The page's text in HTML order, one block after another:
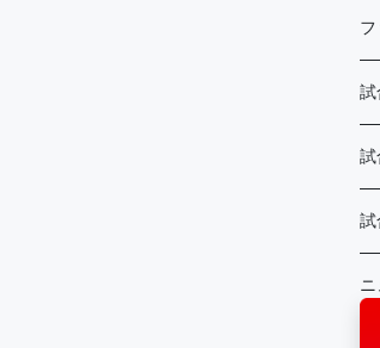
試
試
試
ニ